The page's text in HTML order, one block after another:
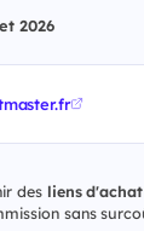
2026
des liens
sans